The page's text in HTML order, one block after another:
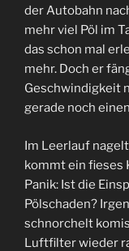
der Autobahn
mehr viel Pöl im
das schon mal
mehr. Doch er
Geschwindigkeit
gerade noch
Im Leerlauf
kommt ein fieses
Panik: Ist die
Pölschaden?
schnorchelt
Luftfilter wieder